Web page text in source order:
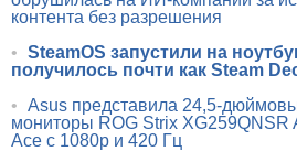
контента без разрешения
• SteamOS запустили на
получилось почти как Steam
• Asus представила 24,5-
мониторы ROG Strix XG259QNSR
Ace с 1080p и 420 Гц